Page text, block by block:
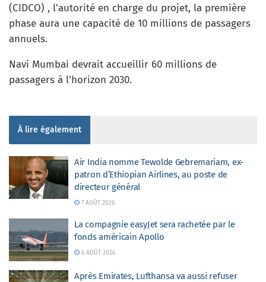
(CIDCO) , l’autorité en charge du projet, la première
phase aura une capacité de 10 millions de passagers
annuels.
Navi Mumbai devrait accueillir 60 millions de
passagers à l’horizon 2030.
À lire également
Air India nomme Tewolde Gebremariam, ex-
patron d’Ethiopian Airlines, au poste de
directeur général
7 AOÛT 2026
La compagnie easyJet sera rachetée par le
fonds américain Apollo
6 AOÛT 2026
Après Emirates, Lufthansa va aussi refuser